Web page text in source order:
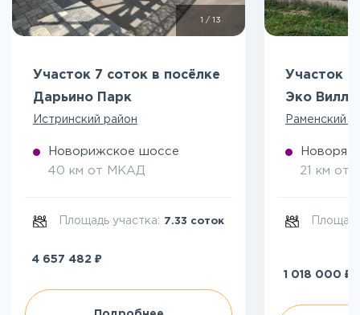
/ 13
Участок 7 соток в посёлке
Дарьино Парк
Истринский район
Новорижское шоссе
40 км от МКАД
Площадь участка: 7.33 соток
4 657 482 ₽
Участок 5
Эко
Раменский
21 км от
1 018 000 ₽